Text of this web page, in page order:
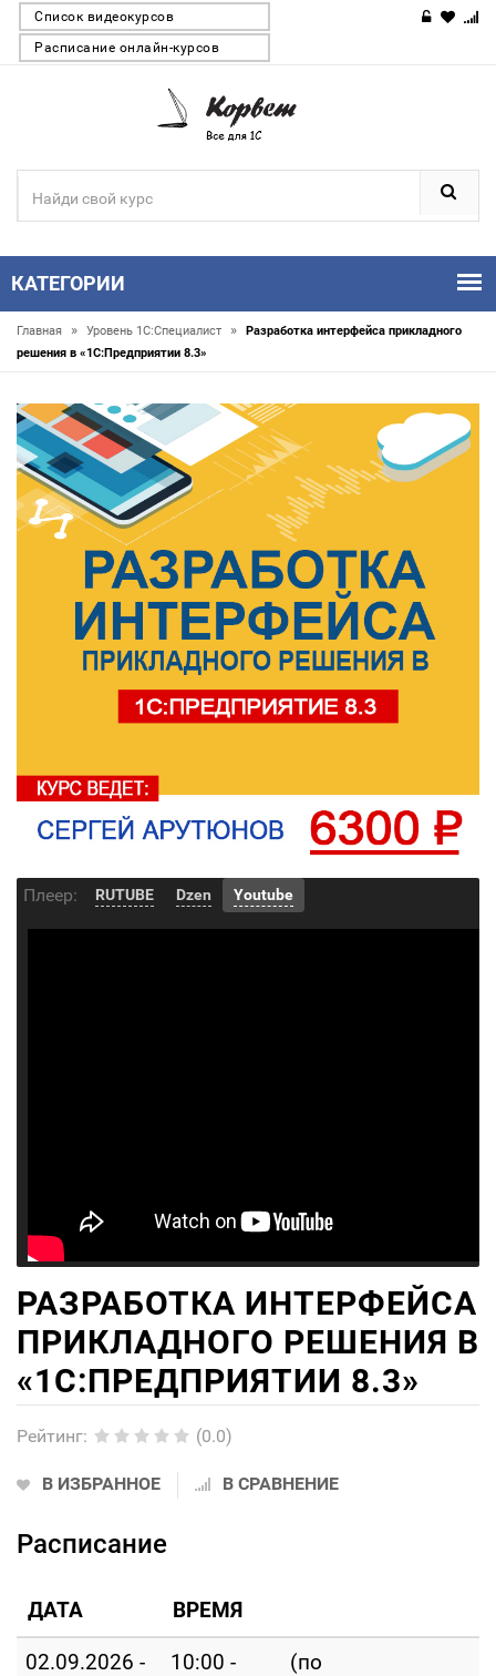
Список видеокурсов
Расписание онлайн-курсов
КАТЕГОРИИ
Главная » Уровень 1С:Специалист »
Разработка интерфейса прикладного
решения в «1С:Предприятии 8.3»
Плеер: RUTUBE Dzen Youtube
РАЗРАБОТКА ИНТЕРФЕЙСА
ПРИКЛАДНОГО РЕШЕНИЯ В
«1С:ПРЕДПРИЯТИИ 8.3»
Рейтинг: (0.0)
В ИЗБРАННОЕ В СРАВНЕНИЕ
Расписание
ДАТА ВРЕМЯ
02.09.2026 -
10:00 -
(по